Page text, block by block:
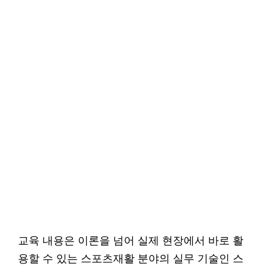
교육 내용은 이론을 넘어 실제 현장에서 바로 활
용할 수 있는 스포츠재활 분야의 실무 기술인 스